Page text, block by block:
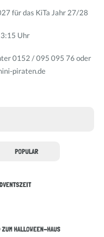
für das KiTa Jahr 27/28
Uhr
0152 / 095 095 76 oder
piraten.de
POPULAR
HALLOWEEN-HAUS